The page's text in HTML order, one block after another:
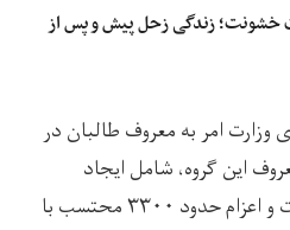
خشونت؛ زندگی زحل پیش و پس از
امر به معروف طالبان در
این گروه، شامل ایجاد
کمیته‌های ولایتی در ۲۸ ولایت و اعزام حدود ۳۳۰۰ محتسب با